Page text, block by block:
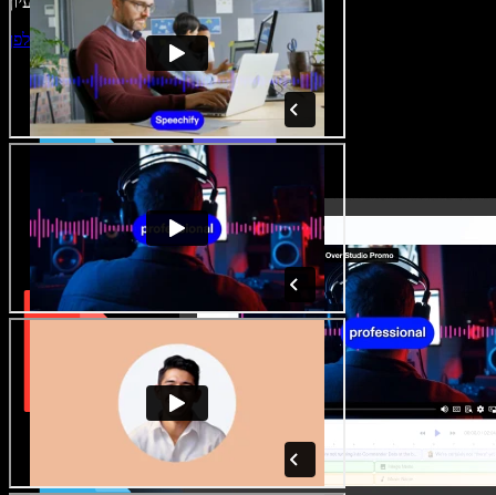
התחילו ליצור באולפן